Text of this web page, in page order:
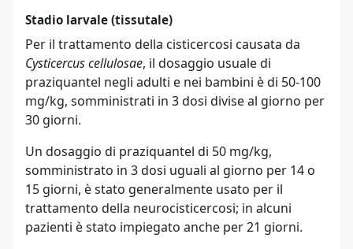
Stadio larvale (tissutale)
Per il trattamento della cisticercosi causata da
Cysticercus cellulosae, il dosaggio usuale di
praziquantel negli adulti e nei bambini è di 50-100
mg/kg, somministrati in 3 dosi divise al giorno per
30 giorni.
Un dosaggio di praziquantel di 50 mg/kg,
somministrato in 3 dosi uguali al giorno per 14 o
15 giorni, è stato generalmente usato per il
trattamento della neurocisticercosi; in alcuni
pazienti è stato impiegato anche per 21 giorni.